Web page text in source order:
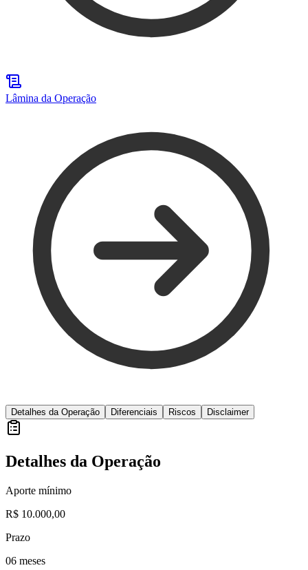
Lâmina da Operação
Detalhes da Operação Diferenciais Riscos Disclaimer
Detalhes da Operação
Aporte mínimo
R$ 10.000,00
Prazo
06 meses